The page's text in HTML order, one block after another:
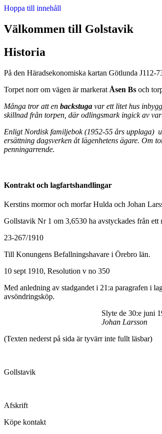
Hoppa till innehåll
Välkommen till Golstavik
Historia
På den Häradsekonomiska kartan Götlunda J112-
Torpet norr om vägen är markerat Åsen Bs och
Många tror att en backstuga var ett litet hus
skillnad från torpen, där odlingsmark ingick av
Enligt Nordisk familjebok (1952-55 års upplaga)
ersättning dagsverken åt lägenhetens ägare. Om
penningarrende.
Kontrakt och lagfartshandlingar
Kerstins mormor och morfar Hulda och Johan
Gollstavik Nr 1 om 3,6530 ha avstyckades från ett
23-267/1910
Till Konungens Befallningshavare i Örebro län.
10 sept 1910, Resolution v no 350
Med anledning av stadgandet i 21:a paragrafen i
avsöndringsköp.
Slyte de 30:e juni
Johan Larsson
(Texten nederst på sida är tyvärr inte fullt läsbar)
Gollstavik
Afskrift
Köpe kontakt